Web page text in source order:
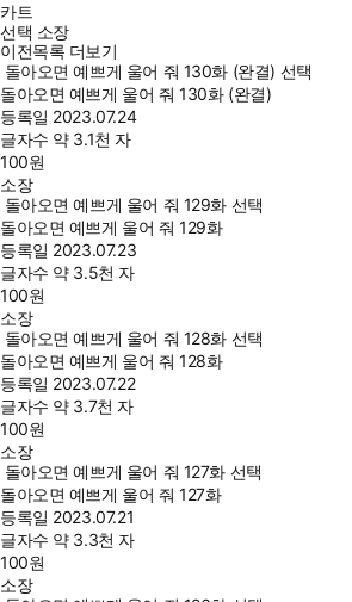
카트
선택 소장
이전목록 더보기
돌아오면 예쁘게 울어 줘 130화 (완결) 선택
돌아오면 예쁘게 울어 줘 130화 (완결)
등록일 2023.07.24
글자수 약 3.1천 자
100원
소장
돌아오면 예쁘게 울어 줘 129화 선택
돌아오면 예쁘게 울어 줘 129화
등록일 2023.07.23
글자수 약 3.5천 자
100원
소장
돌아오면 예쁘게 울어 줘 128화 선택
돌아오면 예쁘게 울어 줘 128화
등록일 2023.07.22
글자수 약 3.7천 자
100원
소장
돌아오면 예쁘게 울어 줘 127화 선택
돌아오면 예쁘게 울어 줘 127화
등록일 2023.07.21
글자수 약 3.3천 자
100원
소장